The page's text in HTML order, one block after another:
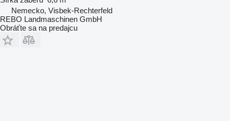
Nemecko, Visbek-Rechterfeld
REBO Landmaschinen GmbH
Obráťte sa na predajcu